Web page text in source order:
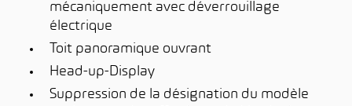
mécaniquement avec déverrouillage
électrique
Toit panoramique ouvrant
Head-up-Display
Suppression de la désignation du modèle